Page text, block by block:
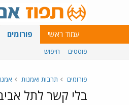
עמוד ראשי פורומים
פוסטים חיפוש
פורומים תרבות ואמנות
בלי קשר לתל אביב